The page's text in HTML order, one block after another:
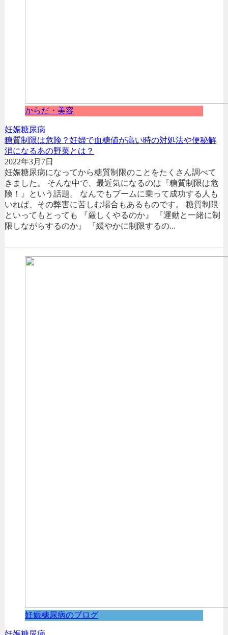
からだ・美容
妊娠糖尿病
糖質制限は危険？妊婦で血糖値が高い時の対処法や便秘解
消になるあの野菜とは？
2022年3月7日
妊娠糖尿病になってから糖質制限のことをたくさん調べて
きました。 そんな中で、最近気になるのは『糖質制限は危
険！』という話題。 なんでもブームに乗って成功する人も
いれば、その弊害に苦しむ場合もあるものです。 糖質制限
といってもとっても 『厳しくやるのか』 『運動と一緒に制
限しながらするのか』 『緩やかに制限するの...
妊娠糖尿病のブログ